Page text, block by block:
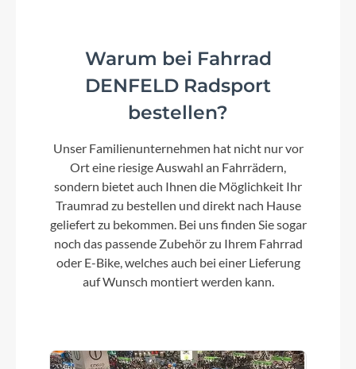
Vorderrad Nabe
Shimano Nabendynamo
Scheinwerfer
Axa Echo15 Lux mit Reflektor
Laufradgröße
Warum bei Fahrrad
DENFELD Radsport
bestellen?
Unser Familienunternehmen hat nicht nur vor
Ort eine riesige Auswahl an Fahrrädern,
sondern bietet auch Ihnen die Möglichkeit Ihr
Traumrad zu bestellen und direkt nach Hause
geliefert zu bekommen. Bei uns finden Sie sogar
noch das passende Zubehör zu Ihrem Fahrrad
oder E-Bike, welches auch bei einer Lieferung
auf Wunsch montiert werden kann.